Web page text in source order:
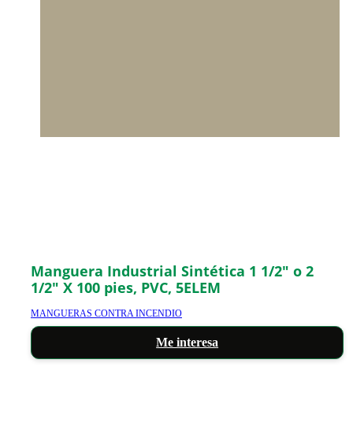
Manguera Industrial Sintética 1 1/2″ o 2
1/2″ X 100 pies, PVC, 5ELEM
MANGUERAS CONTRA INCENDIO
Me interesa